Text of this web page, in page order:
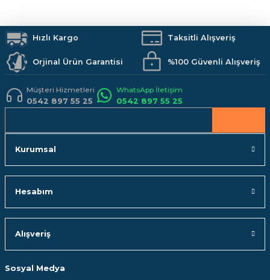
Hızlı Kargo Taksitli Alışveriş
Orjinal Ürün Garantisi %100 Güvenli Alışveriş
Müşteri Hizmetleri
0542 897 55 25
WhatsApp İletişim
0542 897 55 25
Kurumsal
Hesabım
Alışveriş
Sosyal Medya